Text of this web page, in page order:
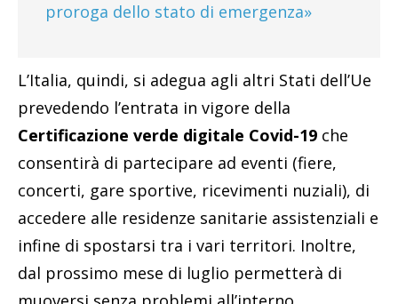
proroga dello stato di emergenza»
L’Italia, quindi, si adegua agli altri Stati dell’Ue
prevedendo l’entrata in vigore della
Certificazione verde digitale Covid-19 che
consentirà di partecipare ad eventi (fiere,
concerti, gare sportive, ricevimenti nuziali), di
accedere alle residenze sanitarie assistenziali e
infine di spostarsi tra i vari territori. Inoltre,
dal prossimo mese di luglio permetterà di